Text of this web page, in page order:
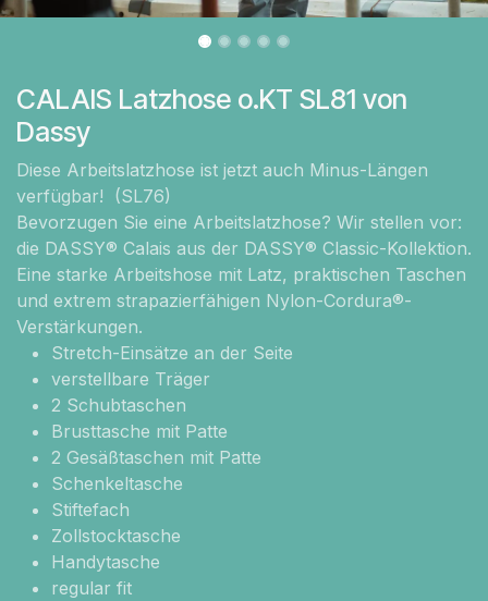
CALAIS Latzhose o.KT SL81 von
Dassy
Diese Arbeitslatzhose ist jetzt auch Minus-Längen
verfügbar! (SL76)
Bevorzugen Sie eine Arbeitslatzhose? Wir stellen vor:
die DASSY® Calais aus der DASSY® Classic-Kollektion.
Eine starke Arbeitshose mit Latz, praktischen Taschen
und extrem strapazierfähigen Nylon-Cordura®-
Verstärkungen.
Stretch-Einsätze an der Seite
verstellbare Träger
2 Schubtaschen
Brusttasche mit Patte
2 Gesäßtaschen mit Patte
Schenkeltasche
Stiftefach
Zollstocktasche
Handytasche
regular fit